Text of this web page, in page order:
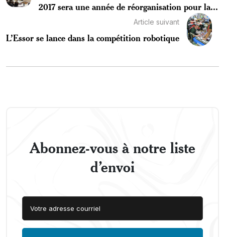
2017 sera une année de réorganisation pour la...
Article suivant
L’Essor se lance dans la compétition robotique
Abonnez-vous à notre liste
d’envoi